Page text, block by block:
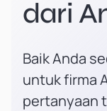
dari
Baik Anda
untuk firma
pertanyaan